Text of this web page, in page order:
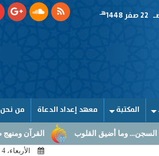
هـ
المكتبة معهد إعداد الدعاة من نحن
القرآن ومنهج صناعة النماذج الحضارية
الأربعاء، 4 يونيو 2025